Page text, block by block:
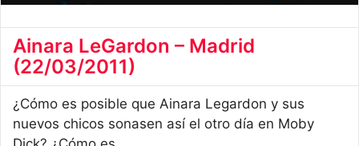
Ainara LeGardon – Madrid
(22/03/2011)
¿Cómo es posible que Ainara Legardon y sus
nuevos chicos sonasen así el otro día en Moby